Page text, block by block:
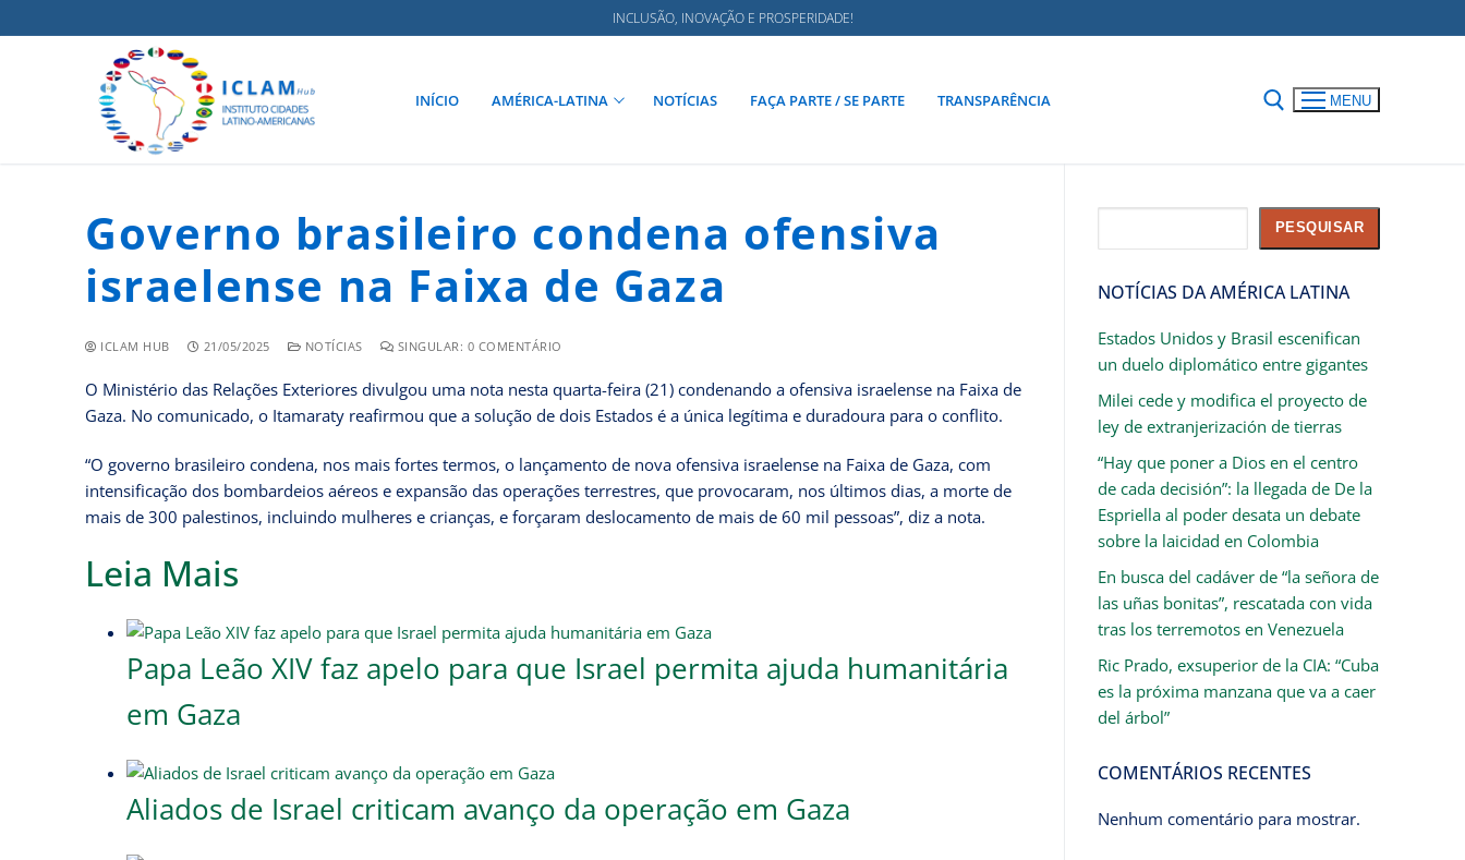
INCLUSÃO, INOVAÇÃO E PROSPERIDADE!
INÍCIO AMÉRICA-LATINA NOTÍCIAS FAÇA PARTE / SE PARTE TRANSPARÊNCIA MENU
Governo brasileiro condena ofensiva
israelense na Faixa de Gaza
ICLAM HUB 21/05/2025 NOTÍCIAS SINGULAR: 0 COMENTÁRIO
O Ministério das Relações Exteriores divulgou uma nota nesta quarta-feira (21) condenando a ofensiva israelense na Faixa de
Gaza. No comunicado, o Itamaraty reafirmou que a solução de dois Estados é a única legítima e duradoura para o conflito.
“O governo brasileiro condena, nos mais fortes termos, o lançamento de nova ofensiva israelense na Faixa de Gaza, com
intensificação dos bombardeios aéreos e expansão das operações terrestres, que provocaram, nos últimos dias, a morte de
mais de 300 palestinos, incluindo mulheres e crianças, e forçaram deslocamento de mais de 60 mil pessoas”, diz a nota.
Leia Mais
Papa Leão XIV faz apelo para que Israel permita ajuda humanitária
em Gaza
Aliados de Israel criticam avanço da operação em Gaza
PESQUISAR
NOTÍCIAS DA AMÉRICA LATINA
Estados Unidos y Brasil escenifican
un duelo diplomático entre gigantes
Milei cede y modifica el proyecto de
ley de extranjerización de tierras
“Hay que poner a Dios en el centro
de cada decisión”: la llegada de De la
Espriella al poder desata un debate
sobre la laicidad en Colombia
En busca del cadáver de “la señora de
las uñas bonitas”, rescatada con vida
tras los terremotos en Venezuela
Ric Prado, exsuperior de la CIA: “Cuba
es la próxima manzana que va a caer
del árbol”
COMENTÁRIOS RECENTES
Nenhum comentário para mostrar.